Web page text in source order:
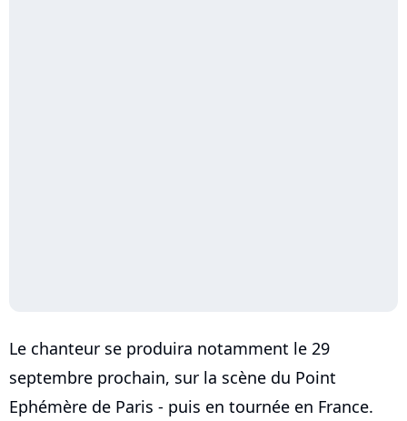
Le chanteur se produira notamment le 29
septembre prochain, sur la scène du Point
Ephémère de Paris - puis en tournée en France.